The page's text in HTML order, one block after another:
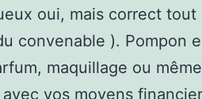
oui, mais correct tout
convenable ). Pompon
maquillage ou
vos moyens